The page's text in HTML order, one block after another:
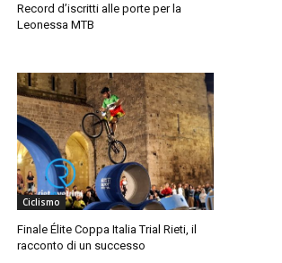
Record d’iscritti alle porte per la
Leonessa MTB
Ciclismo
Finale Élite Coppa Italia Trial Rieti, il
racconto di un successo